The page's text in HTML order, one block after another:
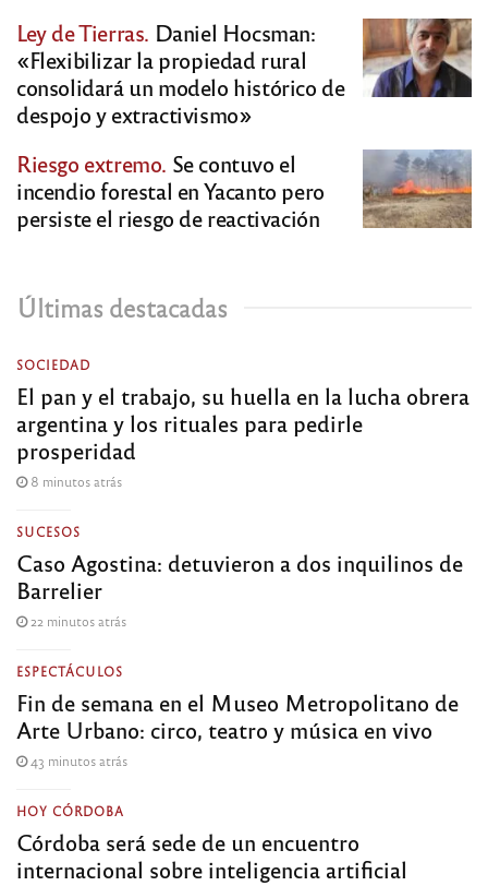
Ley de Tierras. Daniel Hocsman:
«Flexibilizar la propiedad rural
consolidará un modelo histórico de
despojo y extractivismo»
Riesgo extremo. Se contuvo el
incendio forestal en Yacanto pero
persiste el riesgo de reactivación
Últimas destacadas
SOCIEDAD
El pan y el trabajo, su huella en la lucha obrera
argentina y los rituales para pedirle
prosperidad
8 minutos atrás
SUCESOS
Caso Agostina: detuvieron a dos inquilinos de
Barrelier
22 minutos atrás
ESPECTÁCULOS
Fin de semana en el Museo Metropolitano de
Arte Urbano: circo, teatro y música en vivo
43 minutos atrás
HOY CÓRDOBA
Córdoba será sede de un encuentro
internacional sobre inteligencia artificial